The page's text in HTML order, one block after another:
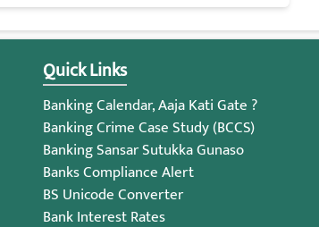
Quick Links
Banking Calendar, Aaja Kati Gate ?
Banking Crime Case Study (BCCS)
Banking Sansar Sutukka Gunaso
Banks Compliance Alert
BS Unicode Converter
Bank Interest Rates